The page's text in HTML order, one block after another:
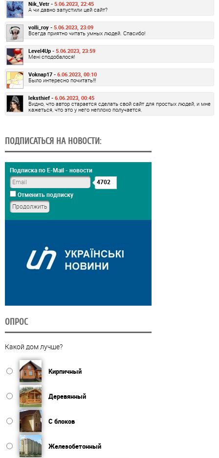
Nik_Vetr - 5.06.2023, 22:45
А чи давно запустили цей сайт?
volli_roy - 5.06.2023, 23:09
Всегда приятно читать умных людей. Спасибо!
Level4Up - 5.06.2023, 23:59
Мені сподобалося!
Voknap17 - 6.06.2023, 00:10
Было интересно почитать!!!
leksthief - 6.06.2023, 00:45
Видно, что автор старается сделать свой сайт для простых людей, и мне
кажеться, что это у него неплохо получается.
ПОДПИСАТЬСЯ НА НОВОСТИ:
Подписка по E-Mail - новости
4702
Отменить подписку
ОПРОС
Какой дом лучше?
Кирпичный
Деревянный
С блоков
Железобетонный